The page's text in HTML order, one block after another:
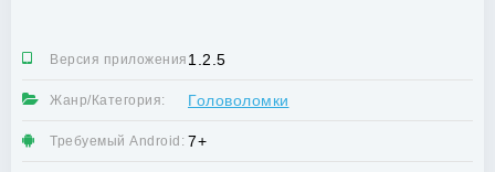
Версия приложения:1.2.5
Жанр/Категория: Головоломки
Требуемый Android: 7+